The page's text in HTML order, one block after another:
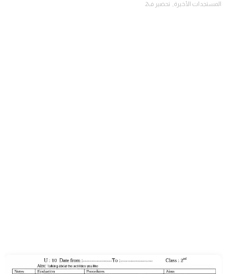
المستجدات الأخيرة, تحضير ف2